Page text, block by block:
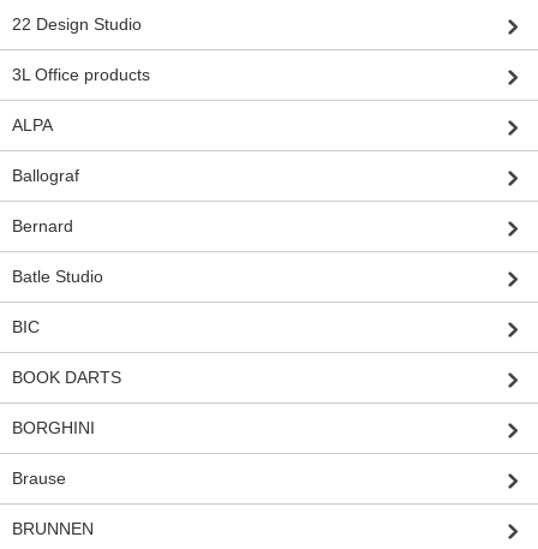
22 Design Studio
3L Office products
ALPA
Ballograf
Bernard
Batle Studio
BIC
BOOK DARTS
BORGHINI
Brause
BRUNNEN